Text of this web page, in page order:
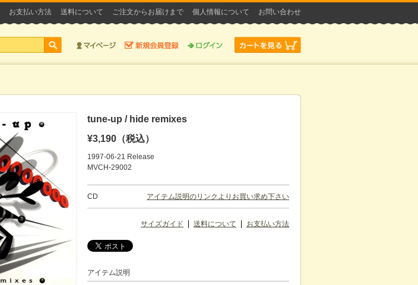
お問い合わせ
個人情報について
ご注文からお届けまで
送料について
お支払い方法
tune-up / hide remixes
¥3,190（税込）
1997-06-21 Release
MVCH-29002
CD アイテム説明のリンクよりお買い求め下さい
お支払い方法
送料について
サイズガイド
アイテム説明